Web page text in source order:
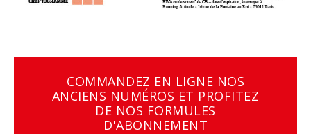
COMMANDEZ EN LIGNE NOS
ANCIENS NUMÉROS ET PROFITEZ
DE NOS FORMULES
D'ABONNEMENT